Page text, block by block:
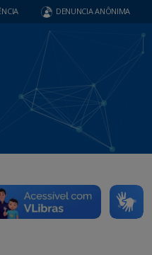
DENUNCIA ANÔNIMA